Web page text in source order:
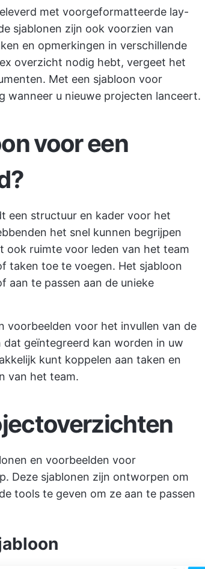
met voorgeformatteerde lay-
sjablonen zijn ook voorzien van
en opmerkingen in verschillende
overzicht nodig hebt, vergeet het
Met een sjabloon voor
wanneer u nieuwe projecten lanceert.
voor een
een structuur en kader voor het
het snel kunnen begrijpen
ook ruimte voor leden van het team
taken toe te voegen. Het sjabloon
aan te passen aan de unieke
voorbeelden voor het invullen van de
geïntegreerd kan worden in uw
kunt koppelen aan taken en
van het team.
en voorbeelden voor
Deze sjablonen zijn ontworpen om
tools te geven om ze aan te passen